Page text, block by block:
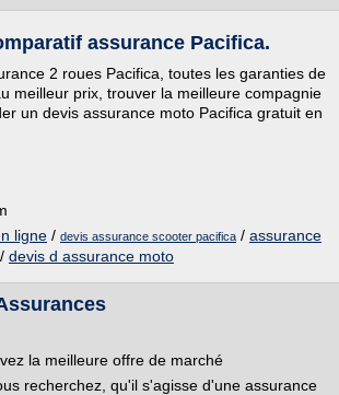
assurance Pacifica.
2 roues Pacifica, toutes les garanties de
meilleur prix, trouver la meilleure compagnie
un devis assurance moto Pacifica gratuit en
ligne / devis assurance scooter pacifica / assurance
/ devis d assurance moto
la meilleure offre de marché
recherchez, qu'il s'agisse d'une assurance